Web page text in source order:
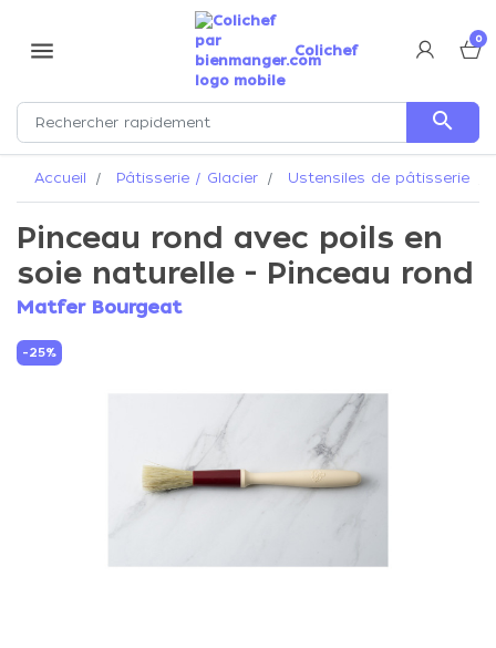
menu Colichef
0
search
Accueil Pâtisserie / Glacier Ustensiles de pâtisserie
Pinceau rond avec poils en
soie naturelle - Pinceau rond
Matfer Bourgeat
-25%